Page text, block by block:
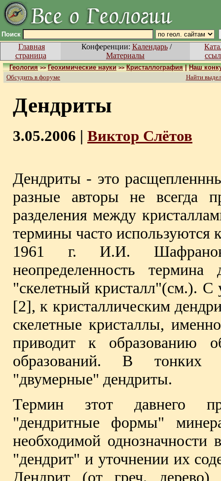
Поиск
Главная
страница
Конференции: Календарь/
Материалы
Геология >> Геохимические науки >> Кристаллография|Наш
Обсудить в форуме
Найти
Дендриты
3.05.2006 | Виктор Слётов
Дендриты - это
разные авторы не всегда
разделения между
термины часто используются
1961 г. И.И.
неопределенность
"скелетный кристалл"(см.). С
[2], к кристаллическим
скелетные кристаллы,
приводит к образованию
образований. В тонких
"двумерные" дендриты.
Термин зтот давнего
"дендритные формы"
необходимой однозначности
"дендрит" и уточнении их
Дендрит (от греч. дерево)